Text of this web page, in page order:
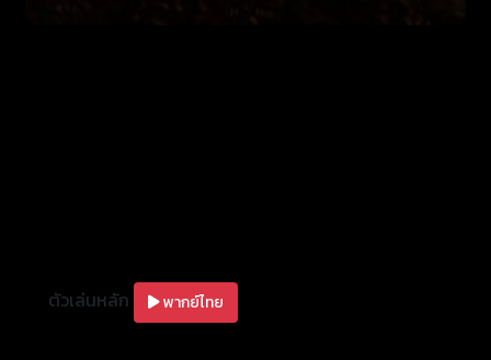
ตัวเล่นหลัก พากย์ไทย